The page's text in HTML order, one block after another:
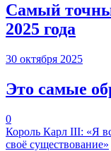
Самый
2025 года
30 октября 2025
Это самые
0
Король Карл III: «Я
своё существование»